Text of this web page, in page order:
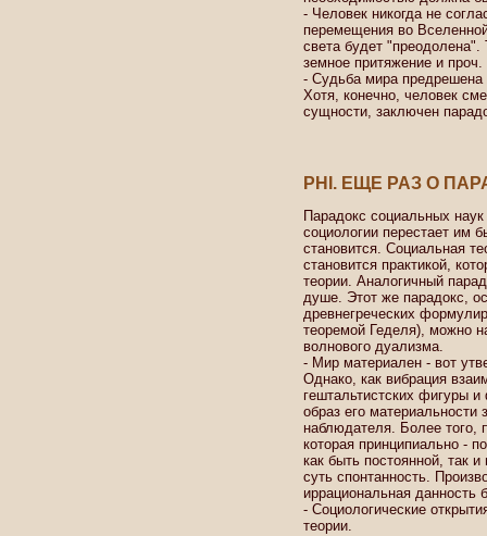
- Человек никогда не
перемещения во
света будет
земное притяжение и проч.
- Судьба мира предрешена
Хотя, конечно, человек
сущности, заключен
PHI. ЕЩЕ РАЗ О
Парадокс социальных
социологии перестает им
становится. Социальная
становится практикой,
теории. Аналогичный
душе. Этот же парадокс,
древнегреческих
теоремой Геделя), можно
волнового дуализма.
- Мир материален - вот
Однако, как вибрация
гештальтистских фигуры
образ его материальности
наблюдателя. Более того,
которая принципиально -
как быть постоянной, так
суть спонтанность.
иррациональная данность
- Социологические
теории.